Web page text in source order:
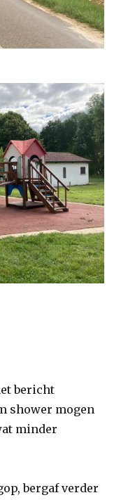
bericht
shower mogen
minder
bergaf verder